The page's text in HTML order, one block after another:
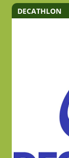
DECATHLON